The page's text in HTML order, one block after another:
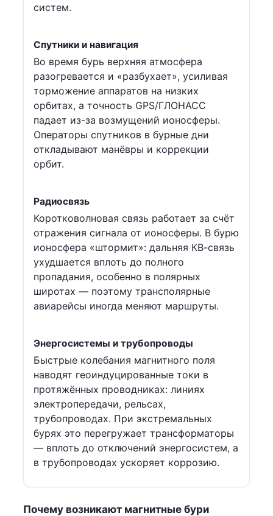
систем.
Спутники и навигация
Во время бурь верхняя атмосфера
разогревается и «разбухает», усиливая
торможение аппаратов на низких
орбитах, а точность GPS/ГЛОНАСС
падает из-за возмущений ионосферы.
Операторы спутников в бурные дни
откладывают манёвры и коррекции
орбит.
Радиосвязь
Коротковолновая связь работает за счёт
отражения сигнала от ионосферы. В бурю
ионосфера «штормит»: дальняя КВ-связь
ухудшается вплоть до полного
пропадания, особенно в полярных
широтах — поэтому трансполярные
авиарейсы иногда меняют маршруты.
Энергосистемы и трубопроводы
Быстрые колебания магнитного поля
наводят геоиндуцированные токи в
протяжённых проводниках: линиях
электропередачи, рельсах,
трубопроводах. При экстремальных
бурях это перегружает трансформаторы
— вплоть до отключений энергосистем, а
в трубопроводах ускоряет коррозию.
Почему возникают магнитные бури